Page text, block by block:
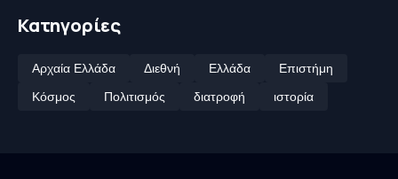
Κατηγορίες
Αρχαία Ελλάδα Διεθνή Ελλάδα
Επιστήμη
Κόσμος
Πολιτισμός διατροφή ιστορία